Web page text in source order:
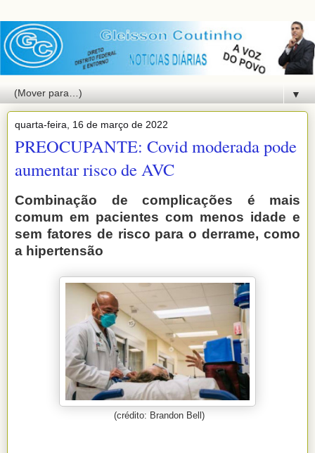
▼
quarta-feira, 16 de março de 2022
PREOCUPANTE: Covid moderada pode
aumentar risco de AVC
Combinação de complicações é mais
comum em pacientes com menos idade e
sem fatores de risco para o derrame, como
a hipertensão
(crédito: Brandon Bell)